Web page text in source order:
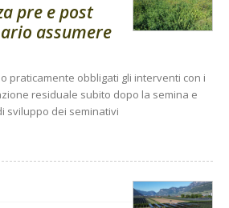
pre e post
assumere
praticamente obbligati gli interventi con i
residuale subito dopo la semina e
sviluppo dei seminativi